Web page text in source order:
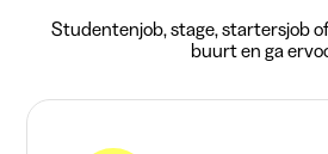
Studentenjob, stage, startersjob
buurt en ga